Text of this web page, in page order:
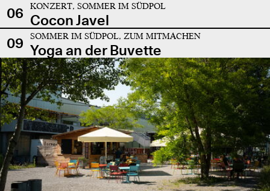
06 KONZERT, SOMMER IM SÜDPOL
Cocon Javel
09
SOMMER IM SÜDPOL, ZUM MITMACHEN
Yoga an der Buvette